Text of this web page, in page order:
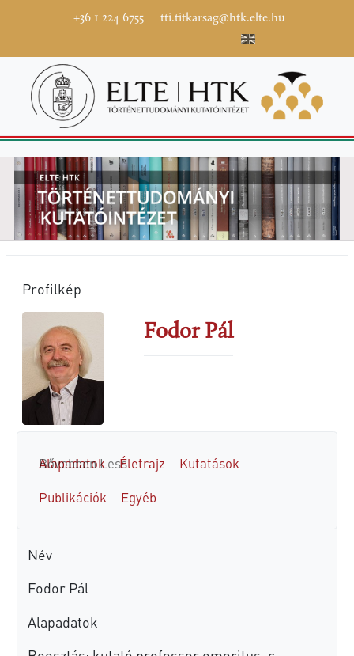
+36 1 224 6755 tti.titkarsag@htk.elte.hu
Profilkép
Fodor Pál
Alapadatok Életrajz
Kutatások
Publikációk
Egyéb
BővebbenLess
Név
Fodor Pál
Alapadatok